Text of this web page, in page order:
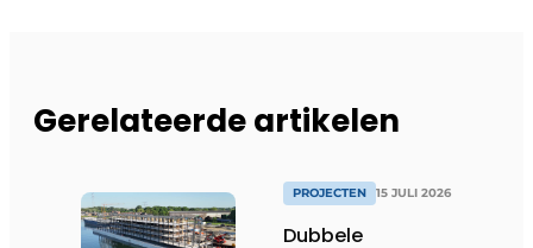
Gerelateerde artikelen
PROJECTEN 15 JULI 2026
Dubbele